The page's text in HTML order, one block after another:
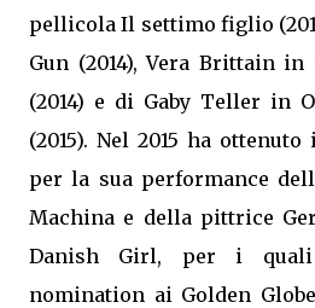
pellicola Il settimo figlio
Gun (2014), Vera Brittain
(2014) e di Gaby Teller in
(2015). Nel 2015 ha
per la sua performance
Machina e della pittrice
Danish Girl, per i
nomination ai Golden